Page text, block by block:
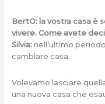
BertO: la vostra casa è
vivere. Come avete
Silvia:nell’ultimo
cambiare casa.
Volevamo lasciare
una nuova casa che